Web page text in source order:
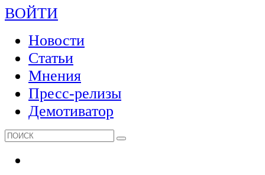
ВОЙТИ
Новости
Статьи
Мнения
Пресс-релизы
Демотиватор